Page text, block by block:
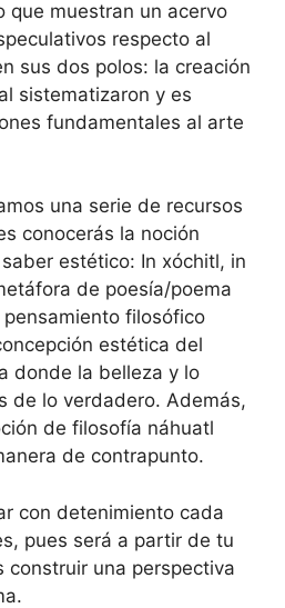
que muestran un acervo
respecto al
sus dos polos: la creación
sistematizaron y es
fundamentales al arte
una serie de recursos
conocerás la noción
estético: In xóchitl, in
de poesía/poema
filosófico
estética del
donde la belleza y lo
de lo verdadero. Además,
de filosofía náhuatl
de contrapunto.
con detenimiento cada
pues será a partir de tu
construir una perspectiva